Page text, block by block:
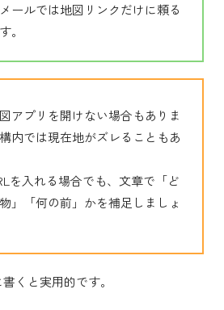
ールでは地図リンクだけに頼る
。
アプリを開けない場合もありま
内では現在地がズレることもあ
を入れる場合でも、文章で「ど
」「何の前」かを補足しましょ
くと実用的です。